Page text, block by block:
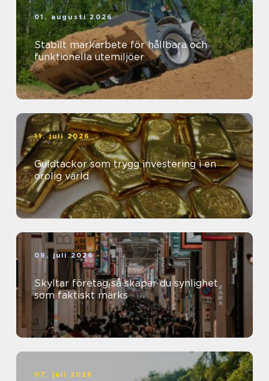
01. augusti 2026
Stabilt markarbete för hållbara och
funktionella utemiljöer
11. juli 2026
Guldtackor som trygg investering i en
orolig värld
09. juli 2026
Skyltar företag så skapar du synlighet
som faktiskt märks
07. juli 2026